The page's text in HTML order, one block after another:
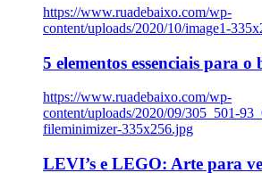
https://www.ruadebaixo.com/wp-
content/uploads/2020/10/image1-
5 elementos essenciais para o
https://www.ruadebaixo.com/wp-
content/uploads/2020/09/305_501-
fileminimizer-335x256.jpg
LEVI’s e LEGO: Arte para